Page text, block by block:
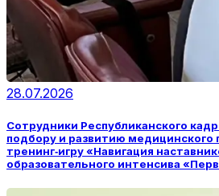
28.07.2026
Сотрудники Республиканского
подбору и развитию медицинского
тренинг‑игру «Навигация
образовательного интенсива